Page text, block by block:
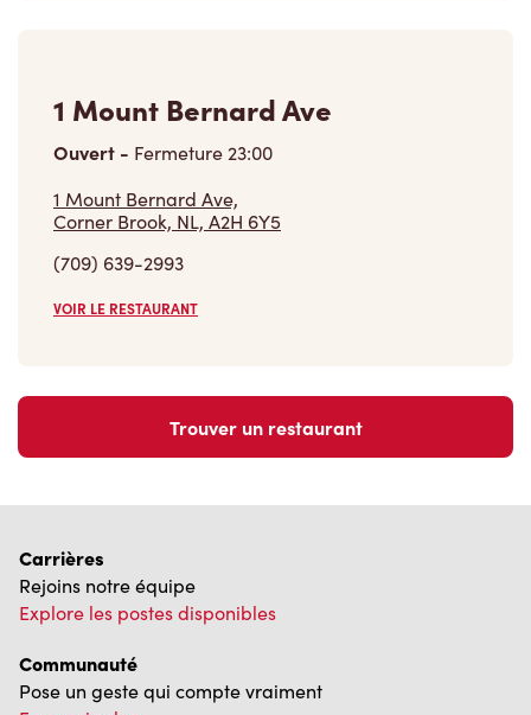
1 Mount Bernard Ave
Ouvert - Fermeture23:00
1 Mount Bernard Ave,
Corner Brook, NL, A2H 6Y5
(709) 639-2993
VOIR LE RESTAURANT
Trouver un restaurant
Carrières
Rejoins notre équipe
Explore les postes disponibles
Communauté
Pose un geste qui compte vraiment